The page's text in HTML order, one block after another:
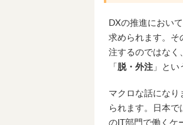
DXの推進におい
求められます。そ
注するのではなく
「 脱・外注 」とい
マクロな話になり
られます。日本
のIT部門で働くケ